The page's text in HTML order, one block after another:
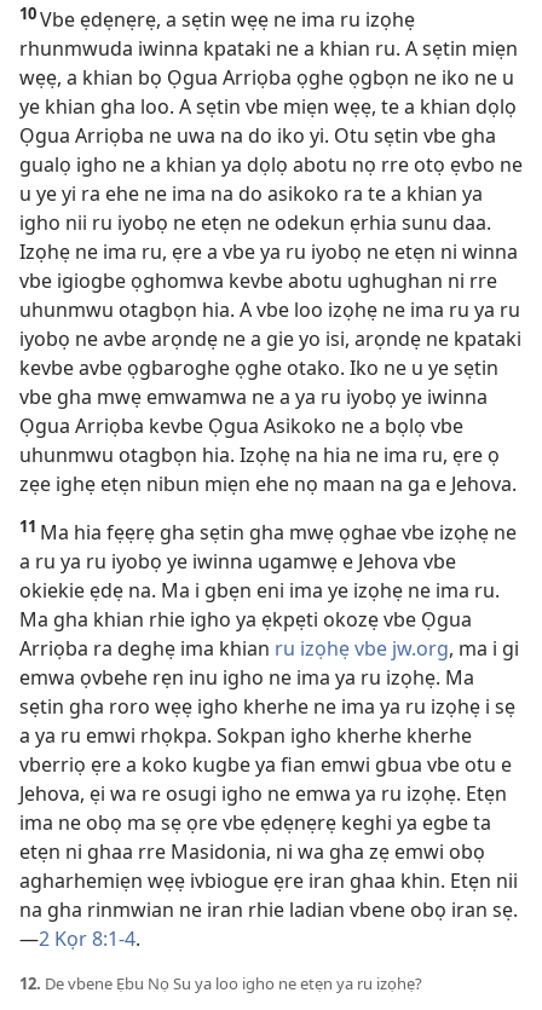
10Vbe ẹdẹnẹrẹ, a sẹtin wẹẹ ne ima ru izọhẹ
rhunmwuda iwinna kpataki ne a khian ru. A sẹtin miẹn
wẹẹ, a khian bọ Ọgua Arriọba ọghe ọgbọn ne iko ne u
ye khian gha loo. A sẹtin vbe miẹn wẹẹ, te a khian dọlọ
Ọgua Arriọba ne uwa na do iko yi. Otu sẹtin vbe gha
gualọ igho ne a khian ya dọlọ abotu nọ rre otọ ẹvbo ne
u ye yi ra ehe ne ima na do asikoko ra te a khian ya
igho nii ru iyobọ ne etẹn ne odekun ẹrhia sunu daa.
Izọhẹ ne ima ru, ẹre a vbe ya ru iyobọ ne etẹn ni winna
vbe igiogbe ọghomwa kevbe abotu ughughan ni rre
uhunmwu otagbọn hia. A vbe loo izọhẹ ne ima ru ya ru
iyobọ ne avbe arọndẹ ne a gie yo isi, arọndẹ ne kpataki
kevbe avbe ọgbaroghe ọghe otako. Iko ne u ye sẹtin
vbe gha mwẹ emwamwa ne a ya ru iyobọ ye iwinna
Ọgua Arriọba kevbe Ọgua Asikoko ne a bọlọ vbe
uhunmwu otagbọn hia. Izọhẹ na hia ne ima ru, ẹre ọ
zẹe ighẹ etẹn nibun miẹn ehe nọ maan na ga e Jehova.
11 Ma hia fẹẹrẹ gha sẹtin gha mwẹ ọghae vbe izọhẹ ne
a ru ya ru iyobọ ye iwinna ugamwẹ e Jehova vbe
okiekie ẹdẹ na. Ma i gbẹn eni ima ye izọhẹ ne ima ru.
Ma gha khian rhie igho ya ẹkpẹti okozẹ vbe Ọgua
Arriọba ra deghẹ ima khian ru izọhẹ vbe jw.org, ma i gi
emwa ọvbehe rẹn inu igho ne ima ya ru izọhẹ. Ma
sẹtin gha roro wẹẹ igho kherhe ne ima ya ru izọhẹ i sẹ
a ya ru emwi rhọkpa. Sokpan igho kherhe kherhe
vberriọ ẹre a koko kugbe ya fian emwi gbua vbe otu e
Jehova, ẹi wa re osugi igho ne emwa ya ru izọhẹ. Etẹn
ima ne obọ ma sẹ ọre vbe ẹdẹnẹrẹ keghi ya egbe ta
etẹn ni ghaa rre Masidonia, ni wa gha zẹ emwi obọ
agharhemiẹn wẹẹ ivbiogue ẹre iran ghaa khin. Etẹn nii
na gha rinmwian ne iran rhie ladian vbene obọ iran sẹ.
—2 Kọr 8:1-4.
12. De vbene Ẹbu Nọ Su ya loo igho ne etẹn ya ru izọhẹ?